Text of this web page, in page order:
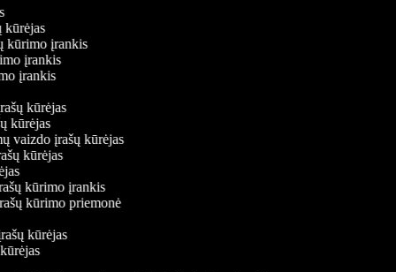
kūrėjas
kūrimo įrankis
įrankis
įrankis
kūrėjas
kūrėjas
vaizdo įrašų kūrėjas
kūrėjas
kūrimo įrankis
kūrimo priemonė
kūrėjas